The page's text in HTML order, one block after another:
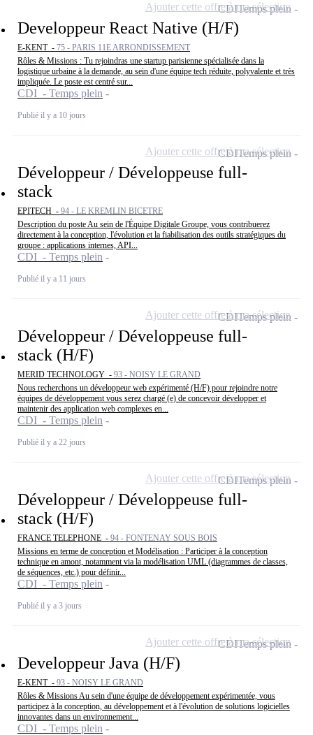
Developpeur React Native (H/F)
E-KENT - 75 - PARIS 11E ARRONDISSEMENT
Rôles & Missions : Tu rejoindras une startup parisienne spécialisée dans la
logistique urbaine à la demande, au sein d'une équipe tech réduite, polyvalente et très
impliquée. Le poste est centré sur...
CDI - Temps plein
Publié il y a 10 jours
CDITemps plein
Ajouter cette offre à ma sélection
Développeur / Développeuse full-
stack
EPITECH - 94 - LE KREMLIN BICETRE
Description du poste Au sein de l'Équipe Digitale Groupe, vous contribuerez
directement à la conception, l'évolution et la fiabilisation des outils stratégiques du
groupe : applications internes, API...
CDI - Temps plein
Publié il y a 11 jours
CDITemps plein
Ajouter cette offre à ma sélection
Développeur / Développeuse full-
stack (H/F)
MERID TECHNOLOGY - 93 - NOISY LE GRAND
Nous recherchons un développeur web expérimenté (H/F) pour rejoindre notre
équipes de développement vous serez chargé (e) de concevoir développer et
maintenir des application web complexes en...
CDI - Temps plein
Publié il y a 22 jours
CDITemps plein
Ajouter cette offre à ma sélection
Développeur / Développeuse full-
stack (H/F)
FRANCE TELEPHONE - 94 - FONTENAY SOUS BOIS
Missions en terme de conception et Modélisation : Participer à la conception
technique en amont, notamment via la modélisation UML (diagrammes de classes,
de séquences, etc.) pour définir...
CDI - Temps plein
Publié il y a 3 jours
CDITemps plein
Ajouter cette offre à ma sélection
Developpeur Java (H/F)
E-KENT - 93 - NOISY LE GRAND
Rôles & Missions Au sein d'une équipe de développement expérimentée, vous
participez à la conception, au développement et à l'évolution de solutions logicielles
innovantes dans un environnement...
CDI - Temps plein
CDITemps plein
Ajouter cette offre à ma sélection